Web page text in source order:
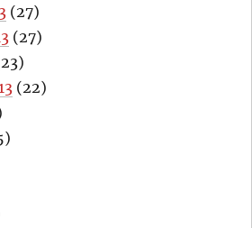
(27)
(27)
(22)